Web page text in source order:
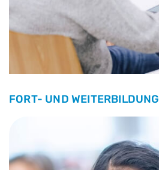
FORT- UND WEITERBILDUNG